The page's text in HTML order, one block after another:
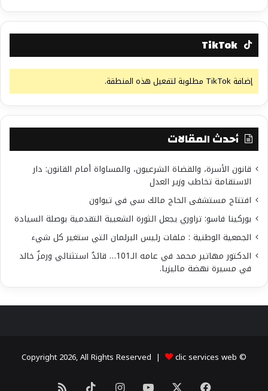
TikTok
إضافة TikTok مطلوبة لتفعيل هذه المنطقة.
أحدث المقالات
قانون الأسرة، والقضاة الشرعيون، والمساواة أمام القانون: دار
الاستقامة تخاطب وزير العدل
افتتاح مستشفى الحاج مالك سي في تيواون
بوركينا فاسو: تراوري يجعل الثورة الشعبية التقدمية بوصلة السيادة
الجمعية الوطنية : ملفات رئيس البرلمان التي ستغير كل شيء
الدكتور مهاتير محمد في عامه الـ101… قائدٌ استثنائي ورمزٌ خالد
في مسيرة نهضة ماليزيا.
© Copyright 2026, All Rights Reserved |
clic services web
فيسبوك يوتيوبانستقرام ‫TikTokملخص